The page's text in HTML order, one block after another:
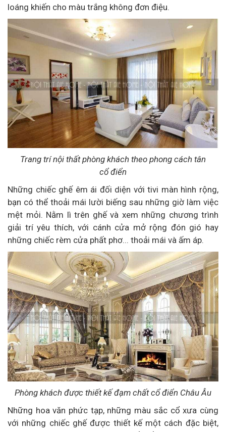
loáng khiến cho màu trắng không đơn điệu.
Trang trí nội thất phòng khách theo phong cách tân
cổ điển
Những chiếc ghế êm ái đối diện với tivi màn hình rộng,
bạn có thể thoải mái lười biếng sau những giờ làm việc
mệt mỏi. Nằm lì trên ghế và xem những chương trình
giải trí yêu thích, với cánh cửa mở rộng đón gió hay
những chiếc rèm cửa phất phơ... thoải mái và ấm áp.
Phòng khách được thiết kế đạm chất cổ điển Châu Âu
Những hoa văn phức tạp, những màu sắc cổ xưa cùng
với những chiếc ghế được thiết kế một cách đặc biệt,